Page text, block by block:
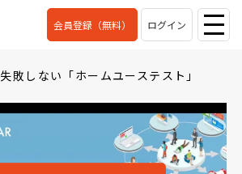
会員登録（無料） ログイン
失敗しない「ホームユーステスト」